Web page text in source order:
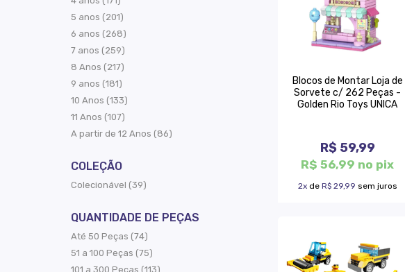
5 anos (201)
6 anos (268)
7 anos (259)
8 Anos (217)
9 anos (181)
10 Anos (133)
11 Anos (107)
A partir de 12 Anos (86)
COLEÇÃO
Colecionável (39)
QUANTIDADE DE PEÇAS
Até 50 Peças (74)
51 a 100 Peças (75)
101 a 300 Peças (113)
Blocos de Montar Loja de
Sorvete c/ 262 Peças -
Golden Rio Toys UNICA
R$ 59,99
R$ 56,99 no pix
2xde R$ 29,99 sem juros